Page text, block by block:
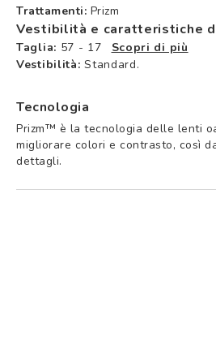
Trattamenti: Prizm
Vestibilità e caratteristiche
Taglia: 57 - 17
Scopri di più
Vestibilità: Standard.
Tecnologia
Prizm™ è la tecnologia delle lenti
migliorare colori e contrasto, così
dettagli.